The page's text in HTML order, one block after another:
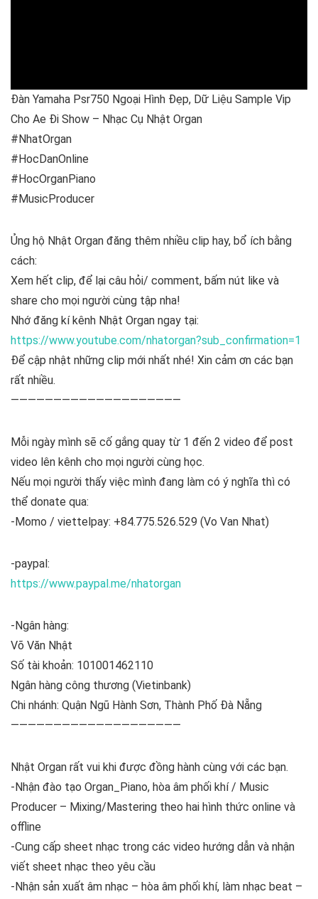
Đàn Yamaha Psr750 Ngoại Hình Đẹp, Dữ Liệu Sample Vip
Cho Ae Đi Show – Nhạc Cụ Nhật Organ
#NhatOrgan
#HocDanOnline
#HocOrganPiano
#MusicProducer
Ủng hộ Nhật Organ đăng thêm nhiều clip hay, bổ ích bằng
cách:
Xem hết clip, để lại câu hỏi/ comment, bấm nút like và
share cho mọi người cùng tập nha!
Nhớ đăng kí kênh Nhật Organ ngay tại:
https://www.youtube.com/nhatorgan?sub_confirmation=1
Để cập nhật những clip mới nhất nhé! Xin cảm ơn các bạn
rất nhiều.
————————————————————
Mỗi ngày mình sẽ cố gắng quay từ 1 đến 2 video để post
video lên kênh cho mọi người cùng học.
Nếu mọi người thấy việc mình đang làm có ý nghĩa thì có
thể donate qua:
-Momo / viettelpay: +84.775.526.529 (Vo Van Nhat)
-paypal:
https://www.paypal.me/nhatorgan
-Ngân hàng:
Võ Văn Nhật
Số tài khoản: 101001462110
Ngân hàng công thương (Vietinbank)
Chi nhánh: Quận Ngũ Hành Sơn, Thành Phố Đà Nẵng
————————————————————
Nhật Organ rất vui khi được đồng hành cùng với các bạn.
-Nhận đào tạo Organ_Piano, hòa âm phối khí / Music
Producer – Mixing/Mastering theo hai hình thức online và
offline
-Cung cấp sheet nhạc trong các video hướng dẫn và nhận
viết sheet nhạc theo yêu cầu
-Nhận sản xuất âm nhạc – hòa âm phối khí, làm nhạc beat –